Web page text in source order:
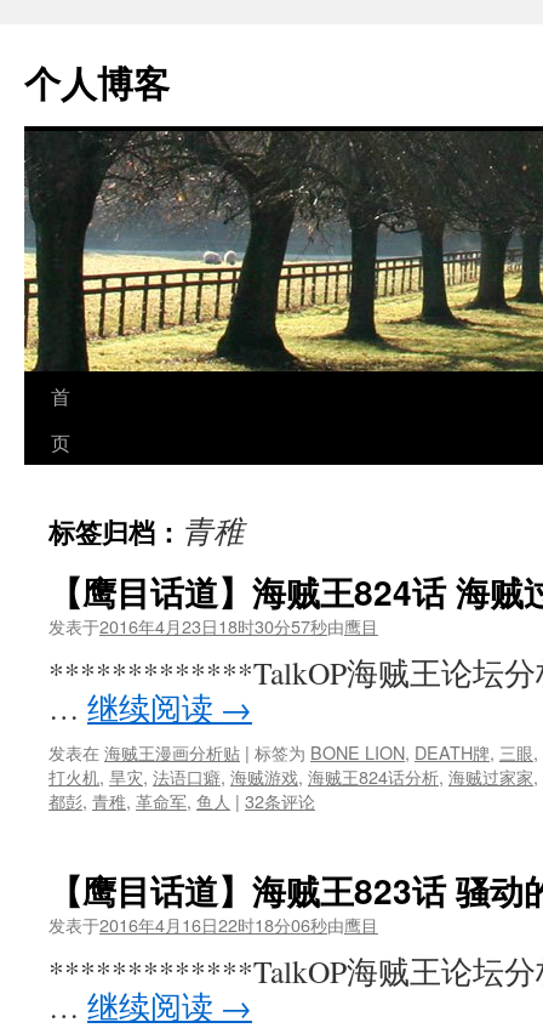
个人博客
跳
至
文
首
页
标签归档： 青稚
【鹰目话道】海贼王824话 海贼
发表于2016年4月23日18时30分57秒由鹰目
*************TalkOP海贼王论坛
… 继续阅读 →
发表在 海贼王漫画分析贴 | 标签为 BONE LION, DEATH牌, 三眼,
打火机, 旱灾, 法语口癖, 海贼游戏, 海贼王824话分析, 海贼过家家,
都彭, 青稚, 革命军, 鱼人 | 32条评论
【鹰目话道】海贼王823话 骚动
发表于2016年4月16日22时18分06秒由鹰目
*************TalkOP海贼王论坛
… 继续阅读 →